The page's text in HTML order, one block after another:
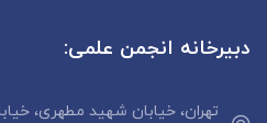
دبیرخانه انجمن علمی:
تهران، خیابان شهید مطهری،